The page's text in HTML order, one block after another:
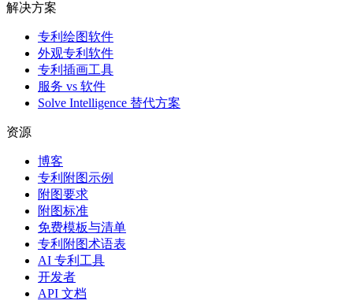
解决方案
专利绘图软件
外观专利软件
专利插画工具
服务 vs 软件
Solve Intelligence 替代方案
资源
博客
专利附图示例
附图要求
附图标准
免费模板与清单
专利附图术语表
AI 专利工具
开发者
API 文档